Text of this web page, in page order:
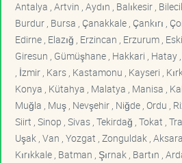
Antalya , Artvin , Aydın , Balıkesir ,
Burdur , Bursa , Çanakkale , Çankırı ,
Edirne , Elazığ , Erzincan , Erzurum ,
Giresun , Gümüşhane , Hakkari ,
, İzmir , Kars , Kastamonu , Kayseri ,
Konya , Kütahya , Malatya , Manisa ,
Muğla , Muş , Nevşehir , Niğde , Ordu ,
Siirt , Sinop , Sivas , Tekirdağ , Tokat ,
Uşak , Van , Yozgat , Zonguldak ,
Kırıkkale , Batman , Şırnak , Bartın ,